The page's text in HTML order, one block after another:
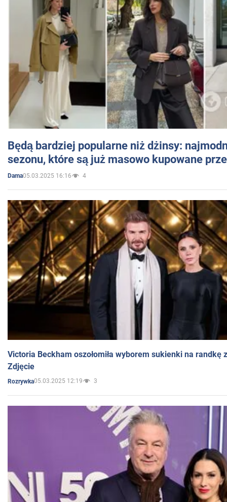
Będą bardziej popularne niż dżinsy:
sezonu, które są już masowo kupowane
Dama05.03.2025 16:16 4
Victoria Beckham oszołomiła wyborem sukienki na randkę
Zdjęcie
Rozrywka05.03.2025 12:19 3